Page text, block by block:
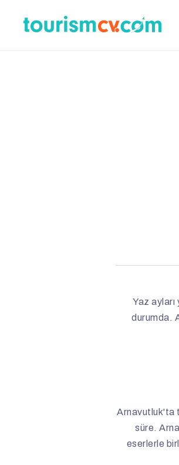
Yaz
durumda.
Arnavutluk'ta
süre.
eserlerle